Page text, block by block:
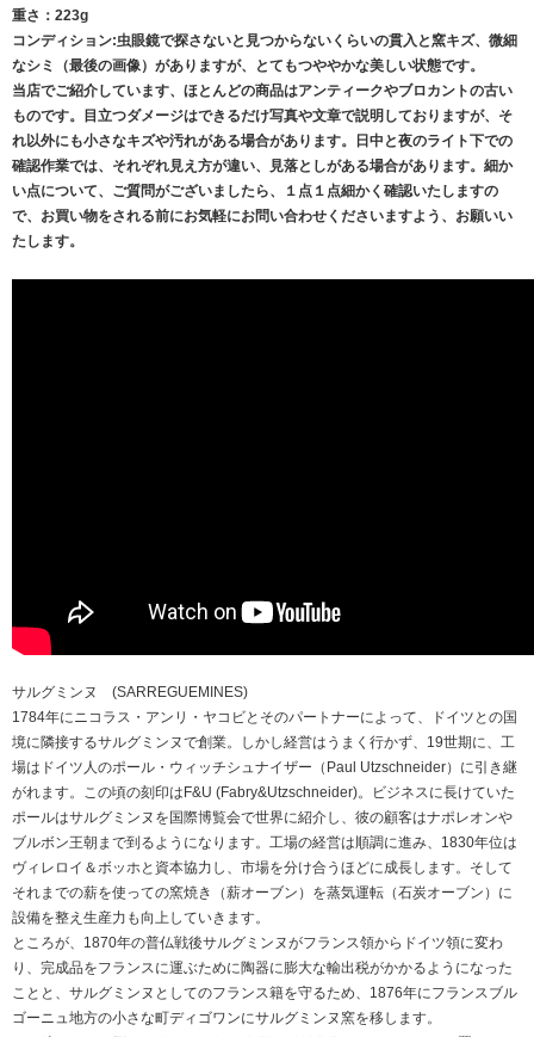
重さ：223g
コンディション:虫眼鏡で探さないと見つからないくらいの貫入と窯キズ、微細
なシミ（最後の画像）がありますが、とてもつややかな美しい状態です。
当店でご紹介しています、ほとんどの商品はアンティークやブロカントの古い
ものです。目立つダメージはできるだけ写真や文章で説明しておりますが、そ
れ以外にも小さなキズや汚れがある場合があります。日中と夜のライト下での
確認作業では、それぞれ見え方が違い、見落としがある場合があります。細か
い点について、ご質問がございましたら、１点１点細かく確認いたしますの
で、お買い物をされる前にお気軽にお問い合わせくださいますよう、お願いい
たします。
サルグミンヌ (SARREGUEMINES)
1784年にニコラス・アンリ・ヤコビとそのパートナーによって、ドイツとの国
境に隣接するサルグミンヌで創業。しかし経営はうまく行かず、19世期に、工
場はドイツ人のポール・ウィッチシュナイザー（Paul Utzschneider）に引き継
がれます。この頃の刻印はF&U (Fabry&Utzschneider)。ビジネスに長けていた
ポールはサルグミンヌを国際博覧会で世界に紹介し、彼の顧客はナポレオンや
ブルボン王朝まで到るようになります。工場の経営は順調に進み、1830年位は
ヴィレロイ＆ボッホと資本協力し、市場を分け合うほどに成長します。そして
それまでの薪を使っての窯焼き（薪オーブン）を蒸気運転（石炭オーブン）に
設備を整え生産力も向上していきます。
ところが、1870年の普仏戦後サルグミンヌがフランス領からドイツ領に変わ
り、完成品をフランスに運ぶために陶器に膨大な輸出税がかかるようになった
ことと、サルグミンヌとしてのフランス籍を守るため、1876年にフランスブル
ゴーニュ地方の小さな町ディゴワンにサルグミンヌ窯を移します。